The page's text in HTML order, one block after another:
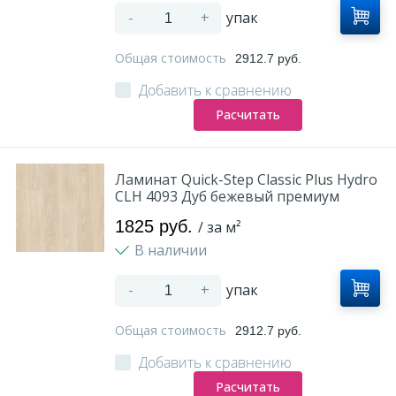
- + упак
Общая стоимость 2912.7 руб.
Добавить к сравнению
Расчитать
Ламинат Quick-Step Classic Plus Hydro
CLH 4093 Дуб бежевый премиум
1825 руб. / за м²
В наличии
- + упак
Общая стоимость 2912.7 руб.
Добавить к сравнению
Расчитать